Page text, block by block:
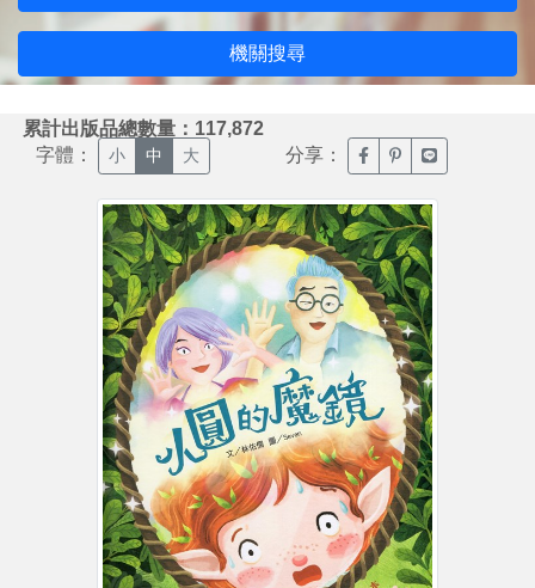
機關搜尋
累計出版品總數量：117,872
字體： 小 中 大 分享： 臉書分享(另開新視窗)
噗浪分享(另開新
Line分享(另